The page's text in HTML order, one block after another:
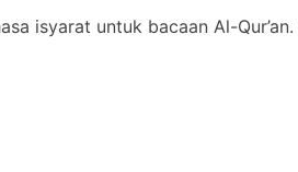
isyarat untuk bacaan Al-